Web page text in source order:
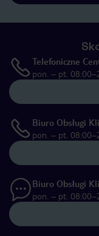
Telefoniczne
pon. – pt.
Biuro Obsługi
pon. – pt.
Biuro Obsługi
pon. – pt.